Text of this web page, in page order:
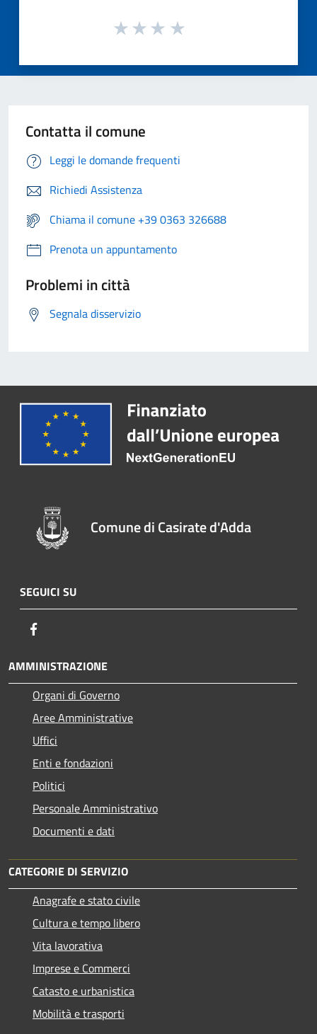
Contatta il comune
Leggi le domande frequenti
Richiedi Assistenza
Chiama il comune +39 0363 326688
Prenota un appuntamento
Problemi in città
Segnala disservizio
Comune di Casirate d'Adda
SEGUICI SU
AMMINISTRAZIONE
Organi di Governo
Aree Amministrative
Uffici
Enti e fondazioni
Politici
Personale Amministrativo
Documenti e dati
CATEGORIE DI SERVIZIO
Anagrafe e stato civile
Cultura e tempo libero
Vita lavorativa
Imprese e Commerci
Catasto e urbanistica
Mobilità e trasporti